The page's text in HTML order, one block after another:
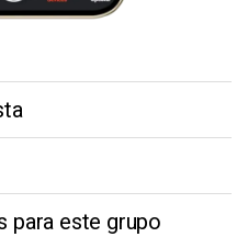
para este grupo